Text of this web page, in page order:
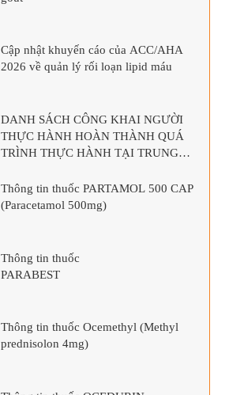
Cập nhật khuyến cáo của ACC/AHA
2026 về quản lý rối loạn lipid máu
DANH SÁCH CÔNG KHAI NGƯỜI
THỰC HÀNH HOÀN THÀNH QUÁ
TRÌNH THỰC HÀNH TẠI TRUNG
Thông tin thuốc PARTAMOL 500 CAP
(Paracetamol 500mg)
Thông tin thuốc
PARABEST
Thông tin thuốc Ocemethyl (Methyl
prednisolon 4mg)